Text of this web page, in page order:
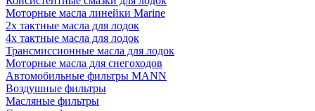
Моторные масла линейки Marine
2х тактные масла для лодок
4х тактные масла для лодок
Трансмиссионные масла для лодок
Моторные масла для снегоходов
Автомобильные фильтры MANN
Воздушные фильтры
Масляные фильтры